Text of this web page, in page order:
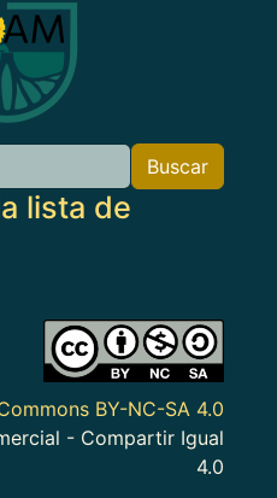
Buscar
lista de
BY-NC-SA 4.0
- Compartir Igual
4.0